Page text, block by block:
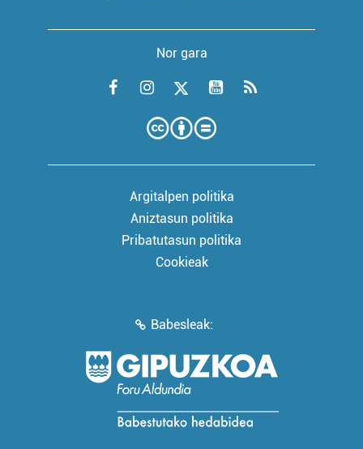
Nor gara
Argitalpen politika
Aniztasun politika
Pribatutasun politika
Cookieak
Babesleak: